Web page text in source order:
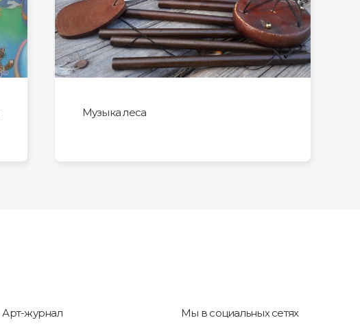
Музыка леса
Арт-журнал Мы в социальных сетях